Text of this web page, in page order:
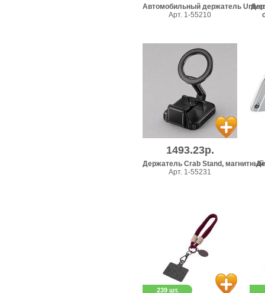
Автомобильный держатель
Арт. 1-55210
1493.23р.
Держатель Crab Stand, магнитный
Арт. 1-55231
239 шт.